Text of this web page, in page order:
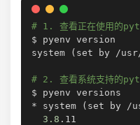
# 1. 查看正在使用的
$ pyenv version
system
( set by /
# 2. 查看系统支持的
$ pyenv versions
* system
( set by /
3.8 .11